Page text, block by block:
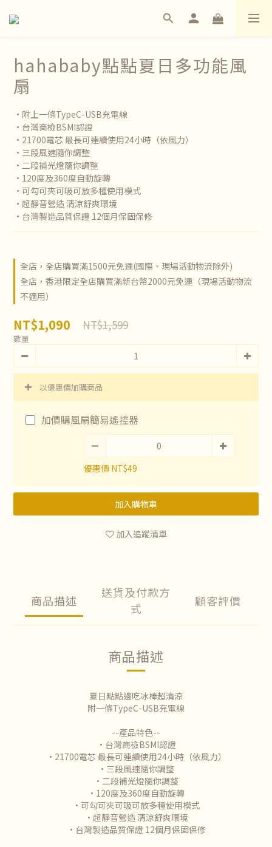
hahababy點點夏日多功能風
扇
•附上一條TypeC-USB充電線
•台灣商檢BSMI認證
•21700電芯 最長可連續使用24小時（依風力）
•三段風速隨你調整
•二段補光燈隨你調整
•120度及360度自動旋轉
•可勾可夾可吸可放多種使用模式
•超靜音營造 清涼舒爽環境
•台灣製造品質保證 12個月保固保修
全店，全店購買滿1500元免運(國際、現場活動物流除外)
全店，香港限定全店購買滿新台幣2000元免運（現場活動物流
不適用）
NT$1,090 NT$1,599
數量
以優惠價加購商品
加價購風扇簡易遙控器
優惠價 NT$49
加入購物車
加入追蹤清單
商品描述
送貨及付款方
式
顧客評價
商品描述
夏日點點邊吃冰棒超清涼
附一條TypeC-USB充電線
--產品特色--
•台灣商檢BSMI認證
•21700電芯 最長可連續使用24小時（依風力）
•三段風速隨你調整
•二段補光燈隨你調整
•120度及360度自動旋轉
•可勾可夾可吸可放多種使用模式
•超靜音營造 清涼舒爽環境
•台灣製造品質保證 12個月保固保修